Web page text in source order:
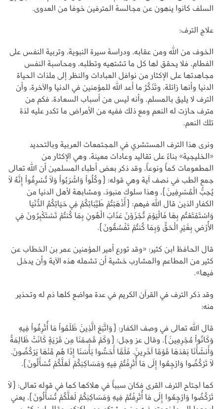
السلف كانوا ينهون عن مجالسة المترفين خوفا من العدوى.
علاج الترف:
الخوف من الله ومن عقابه، ودراسة سيرة النبوية، وتربية النفس على
الفطام، فلا يحقق لها كل ما تشتهيه وتطلبه، ومحاسبة النفس
مجاهدتها على الإكثار من نوافل العبادات والنظر إلى ملذات الحياة
الدنيا وأنها زائلة، وتَذَكُرُ ما أعد الله للمؤمنين في الدنيا والآخرة، وأن
الترف لا يليق بالمسلم، وأنه ليس من أسباب السعادة، فكم من
مترف حازت له النعم ومع ذلك ففيه من الأمراض ما تكدر عليه لذة
تلك النعم.
ونرى هذا الترف المستشري في المجتمعات العربية وبالتحديد
«الخليجية» بناءً على تقاليد وعادات معينة، وهي الإكثار من
المطعومات كماً ونوعاً، وقد ذكر بعض أطباء المسلمين أن الله تعالى
جمع الطب في نصف آية وهي قوله: {وكُلُواْ وَاشْرَبُواْ وَلاَ تُسْرِفُواْ إِنَّهُ لاَ
يُحِبُّ الْمُسْرِفِينَ}، وهذا سلوك منبوذ، ومشابهة لأهل الدنيا من
الكفار الذين قال الله فيهم: {أَذْهَبْتُمْ طَيِّبَاتِكُمْ فِي حَيَاتِكُمُ الدُّنْيَا
وَاسْتَمْتَعْتُم بِهَا فَالْيَوْمَ تُجْزَوْنَ عَذَابَ الْهُونِ بِمَا كُنتُمْ تَسْتَكْبِرُونَ فِي
الْأَرْضِ بِغَيْرِ الْحَقِّ وَبِمَا كُنتُمْ تَفْسُقُونَ}.
قال الحافظ ابن كثير: «وقد تورع أمير المؤمنين عمر بن الخطاب عن
كثير من المطاعم والمشارب خشية أن تشمله هذه الآية وأن يدخل
فيها».
وقد ذكر الترف في القرآن الكريم في عدة مواضع كلها ذم له وتحذير
منه:
قال الله تعالى في وصف الكفار: {وَاتَّبَعَ الَّذِينَ ظَلَمُواْ مَا أُتْرِفُواْ فِيهِ
وَكَانُواْ مُجْرِمِينَ}، وقال عز وجل: {وَكَمْ قَصَمْنَا مِن قَرْيَةٍ كَانَتْ ظَالِمَةً
وَأَنشَأْنَا بَعْدَهَا قَوْمًا آخَرِينَ. فَلَمَّا أَحَسُّوا بَأْسَنَا إِذَا هُم مِّنْهَا يَرْكُضُونَ.
لَا تَرْكُضُوا وَارْجِعُوا إِلَى مَا أُتْرِفْتُمْ فِيهِ وَمَسَاكِنِكُمْ لَعَلَّكُمْ تُسْأَلُونَ}.
كما اجتاح الترف القرى فكان سبباً في هلاكها كما في قوله تعالى: {لَا
تَرْكُضُوا وَارْجِعُوا إِلَى مَا أُتْرِفْتُمْ فِيهِ وَمَسَاكِنِكُمْ لَعَلَّكُمْ تُسْأَلُونَ}، يعني